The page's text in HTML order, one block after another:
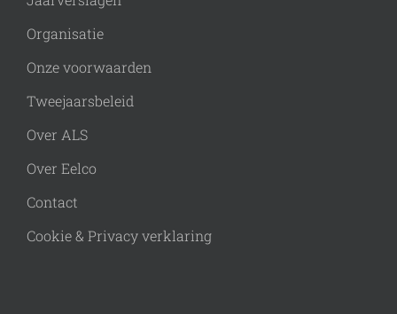
Organisatie
Onze voorwaarden
Tweejaarsbeleid
Over ALS
Over Eelco
Contact
Cookie & Privacy verklaring